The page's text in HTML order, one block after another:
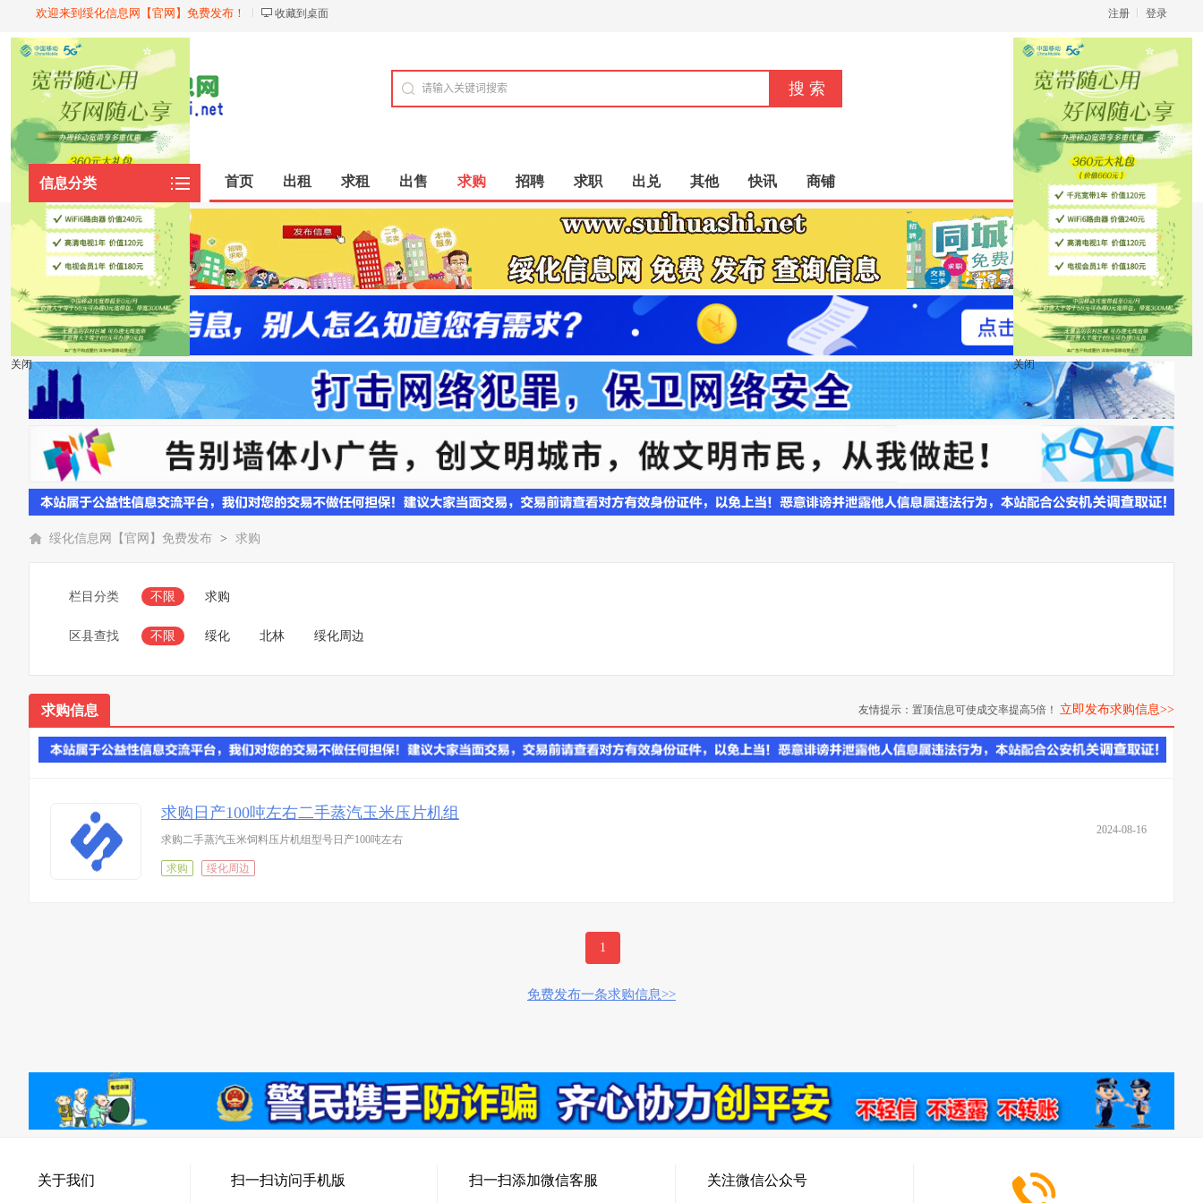
欢迎来到绥化信息网【官网】免费发布！ 收藏到桌面 登录
注册
立即发布信息
信息分类 首页 出租 求租 出售 求购 招聘 求职 出兑 其他 快讯 商铺
绥化信息网【官网】免费发布 > 求购
栏目分类 不限 求购
区县查找 不限 绥化 北林 绥化周边
求购信息 友情提示：置顶信息可使成交率提高5倍！ 立即发布求购信息>>
2024-08-16
求购日产100吨左右二手蒸汽玉米压片机组
求购二手蒸汽玉米饲料压片机组型号日产100吨左右
求购 绥化周边
1
免费发布一条求购信息>>
关闭 关闭
关于我们 扫一扫访问手机版 扫一扫添加微信客服 关注微信公众号